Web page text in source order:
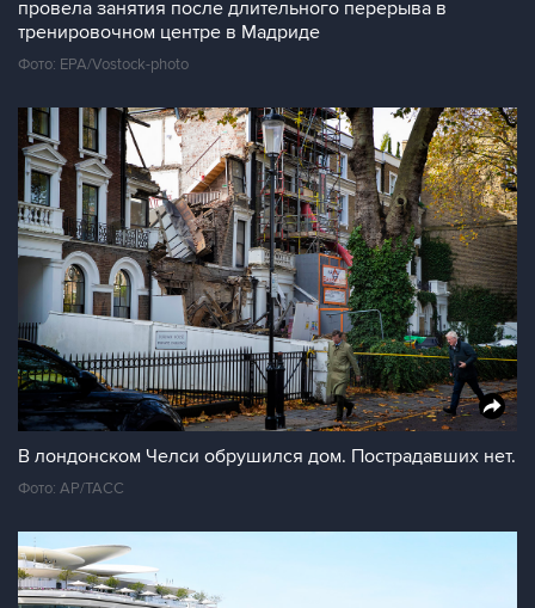
провела занятия после длительного перерыва в
тренировочном центре в Мадриде
Фото: EPA/Vostock-photo
В лондонском Челси обрушился дом. Пострадавших нет.
Фото: AP/ТАСС